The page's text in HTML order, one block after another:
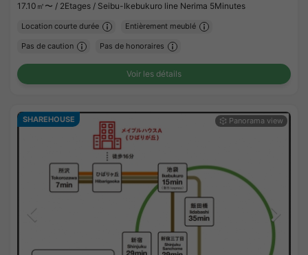
17.10㎡〜 / 2Etages / Seibu-Ikebukuro line Nerima 5Minutes
Location courte durée Entièrement meublé
Pas de caution Pas de honoraires
Voir les détails
SHAREHOUSE